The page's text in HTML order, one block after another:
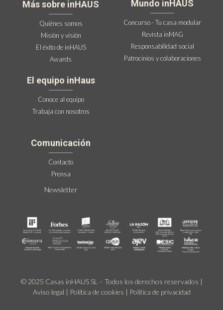
Más sobre inHAUS
Quiénes somos
Misión y visión
El éxito de inHAUS
Awards
Mundo inHAUS
Concurso - Tu casa modular
Revista inMAG
Responsabilidad social
Patrocinios y colaboraciones
El equipo inHaus
Conoce al equipo
Trabaja con nosotros
Comunicación
Contacto
Prensa
Newsletter
© 2025 Casas inHAUS SL – Todos los derechos reservados |
Aviso legal | Política de cookies | Política de privacidad